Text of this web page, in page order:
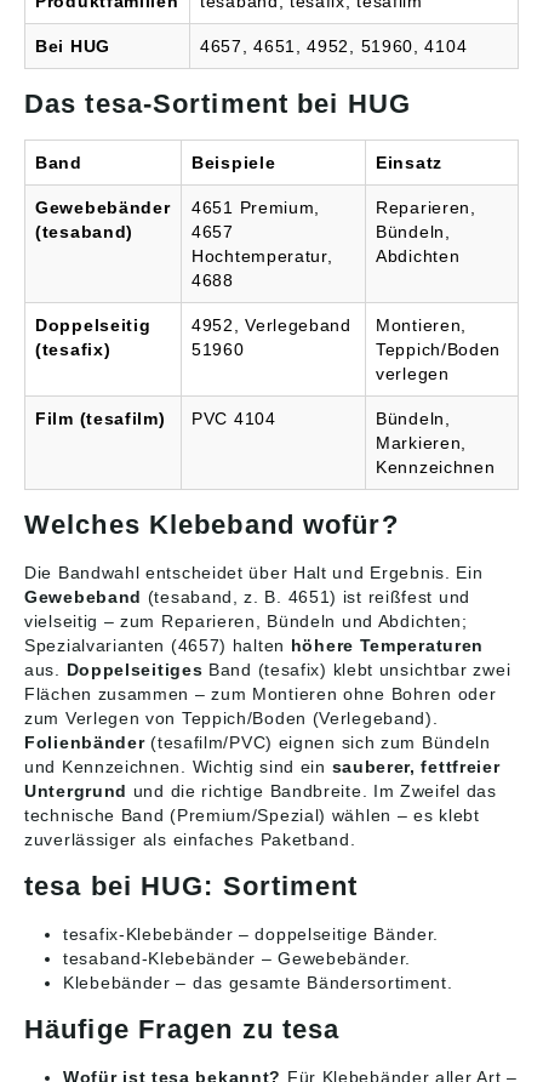
Bei HUG 4657, 4651, 4952, 51960, 4104
Das tesa-Sortiment bei HUG
Band Beispiele Einsatz
Gewebebänder
(tesaband)
4651 Premium,
4657
Hochtemperatur,
4688
Reparieren,
Bündeln,
Abdichten
Doppelseitig
(tesafix)
4952, Verlegeband
51960
Montieren,
Teppich/Boden
verlegen
Film (tesafilm) PVC 4104
Bündeln,
Markieren,
Kennzeichnen
Welches Klebeband wofür?
Die Bandwahl entscheidet über Halt und Ergebnis. Ein
Gewebeband (tesaband, z. B. 4651) ist reißfest und
vielseitig – zum Reparieren, Bündeln und Abdichten;
Spezialvarianten (4657) halten höhere Temperaturen
aus. Doppelseitiges Band (tesafix) klebt unsichtbar zwei
Flächen zusammen – zum Montieren ohne Bohren oder
zum Verlegen von Teppich/Boden (Verlegeband).
Folienbänder(tesafilm/PVC) eignen sich zum Bündeln
und Kennzeichnen. Wichtig sind ein sauberer, fettfreier
Untergrund und die richtige Bandbreite. Im Zweifel das
technische Band (Premium/Spezial) wählen – es klebt
zuverlässiger als einfaches Paketband.
tesa bei HUG: Sortiment
tesafix-Klebebänder – doppelseitige Bänder.
tesaband-Klebebänder – Gewebebänder.
Klebebänder – das gesamte Bändersortiment.
Häufige Fragen zu tesa
Wofür ist tesa bekannt? Für Klebebänder aller Art –